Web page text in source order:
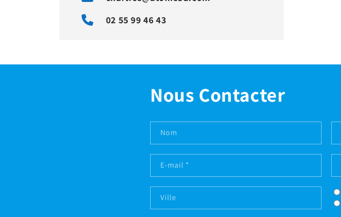
02 55 99 46 43
Nous Contacter
Nom
E-mail *
Ville